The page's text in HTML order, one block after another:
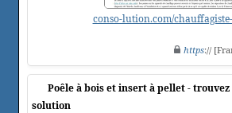
conso-lution.com/
https://
Poêle à bois et insert à pellet -
solution